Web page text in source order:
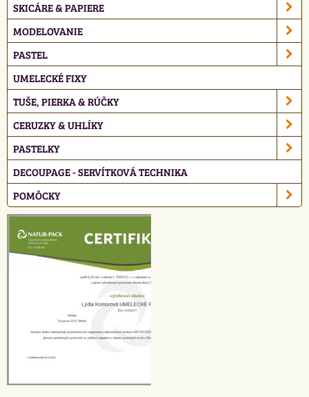
SKICÁRE & PAPIERE
MODELOVANIE
PASTEL
UMELECKÉ FIXY
TUŠE, PIERKA & RÚČKY
CERUZKY & UHLÍKY
PASTELKY
DECOUPAGE - SERVÍTKOVÁ TECHNIKA
POMÔCKY